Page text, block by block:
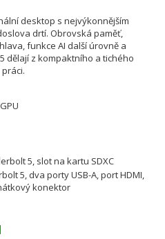
desktop s nejvýkonnějším
drtí. Obrovská paměť,
funkce AI další úrovně a
dělají z kompaktního a tichého
5, slot na kartu SDXC
5, dva porty USB-A, port HDMI,
konektor